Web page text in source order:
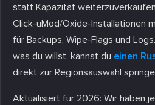
statt Kapazität
Click-uMod/Oxide-Installationen
für Backups, Wipe-Flags und
was du willst, kannst du einen
direkt zur Regionsauswahl
Aktualisiert für 2026: Wir haben